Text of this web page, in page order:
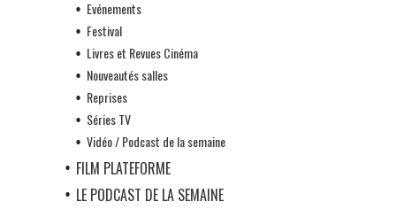
Evénements
Festival
Livres et Revues Cinéma
Nouveautés salles
Reprises
Séries TV
Vidéo / Podcast de la semaine
FILM PLATEFORME
LE PODCAST DE LA SEMAINE